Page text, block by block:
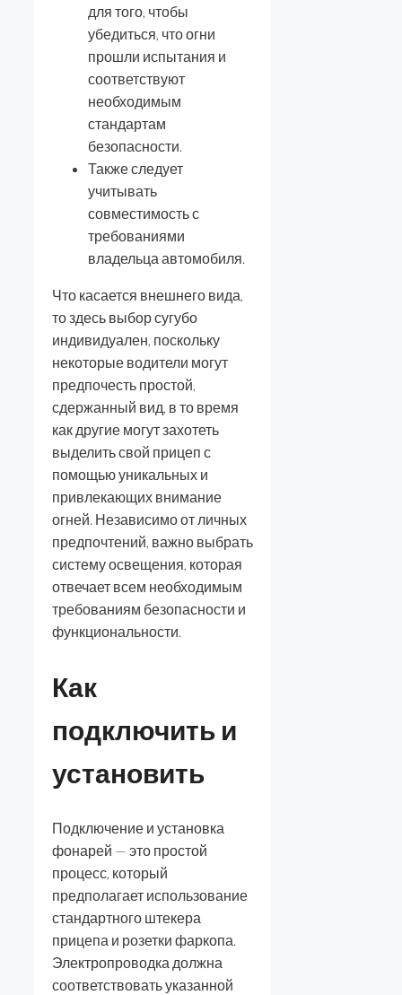
для того, чтобы
убедиться, что огни
прошли испытания и
соответствуют
необходимым
стандартам
безопасности.
Также следует
учитывать
совместимость с
требованиями
владельца автомобиля.
Что касается внешнего вида,
то здесь выбор сугубо
индивидуален, поскольку
некоторые водители могут
предпочесть простой,
сдержанный вид, в то время
как другие могут захотеть
выделить свой прицеп с
помощью уникальных и
привлекающих внимание
огней. Независимо от личных
предпочтений, важно выбрать
систему освещения, которая
отвечает всем необходимым
требованиям безопасности и
функциональности.
Как
подключить и
установить
Подключение и установка
фонарей — это простой
процесс, который
предполагает использование
стандартного штекера
прицепа и розетки фаркопа.
Электропроводка должна
соответствовать указанной